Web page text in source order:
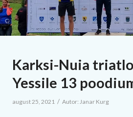
Karksi-Nuia
Yessile 13
august 25, 2021 / Autor: Janar Kurg